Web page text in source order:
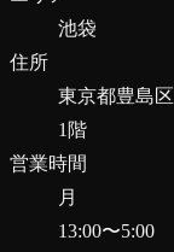
池袋
住所
東京都豊島
1階
営業時間
月
13:00〜5:00